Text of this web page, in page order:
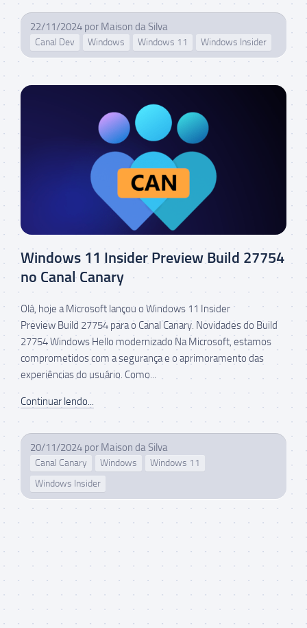
22/11/2024 por Maison da Silva
Canal Dev Windows Windows 11 Windows Insider
Windows 11 Insider Preview Build 27754
no Canal Canary
Olá, hoje a Microsoft lançou o Windows 11 Insider
Preview Build 27754 para o Canal Canary. Novidades do Build
27754 Windows Hello modernizado Na Microsoft, estamos
comprometidos com a segurança e o aprimoramento das
experiências do usuário. Como...
Continuar lendo...
20/11/2024 por Maison da Silva
Canal Canary Windows
Windows 11
Windows Insider